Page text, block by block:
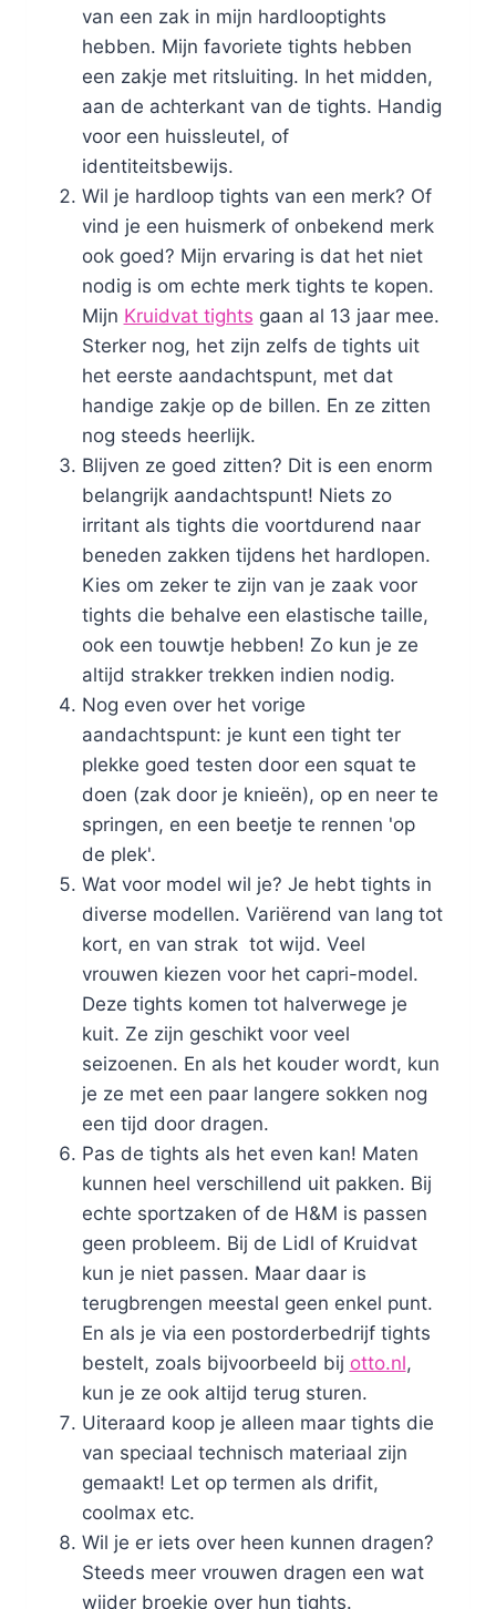
van een zak in mijn hardlooptights
hebben. Mijn favoriete tights hebben
een zakje met ritsluiting. In het midden,
aan de achterkant van de tights. Handig
voor een huissleutel, of
identiteitsbewijs.
Wil je hardloop tights van een merk? Of
vind je een huismerk of onbekend merk
ook goed? Mijn ervaring is dat het niet
nodig is om echte merk tights te kopen.
Mijn Kruidvat tights gaan al 13 jaar mee.
Sterker nog, het zijn zelfs de tights uit
het eerste aandachtspunt, met dat
handige zakje op de billen. En ze zitten
nog steeds heerlijk.
Blijven ze goed zitten? Dit is een enorm
belangrijk aandachtspunt! Niets zo
irritant als tights die voortdurend naar
beneden zakken tijdens het hardlopen.
Kies om zeker te zijn van je zaak voor
tights die behalve een elastische taille,
ook een touwtje hebben! Zo kun je ze
altijd strakker trekken indien nodig.
Nog even over het vorige
aandachtspunt: je kunt een tight ter
plekke goed testen door een squat te
doen (zak door je knieën), op en neer te
springen, en een beetje te rennen 'op
de plek'.
Wat voor model wil je? Je hebt tights in
diverse modellen. Variërend van lang tot
kort, en van strak tot wijd. Veel
vrouwen kiezen voor het capri-model.
Deze tights komen tot halverwege je
kuit. Ze zijn geschikt voor veel
seizoenen. En als het kouder wordt, kun
je ze met een paar langere sokken nog
een tijd door dragen.
Pas de tights als het even kan! Maten
kunnen heel verschillend uit pakken. Bij
echte sportzaken of de H&M is passen
geen probleem. Bij de Lidl of Kruidvat
kun je niet passen. Maar daar is
terugbrengen meestal geen enkel punt.
En als je via een postorderbedrijf tights
bestelt, zoals bijvoorbeeld bij otto.nl,
kun je ze ook altijd terug sturen.
Uiteraard koop je alleen maar tights die
van speciaal technisch materiaal zijn
gemaakt! Let op termen als drifit,
coolmax etc.
Wil je er iets over heen kunnen dragen?
Steeds meer vrouwen dragen een wat
wijder broekje over hun tights.